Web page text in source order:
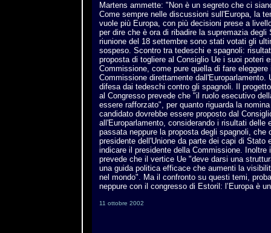
Martens ammette: "Non è un segreto che ci
Come sempre nelle discussioni sull'Europa, la
vuole più Europa, con più decisioni prese a
per dire che è ora di ribadire la supremazia degli
riunione del 18 settembre sono stati votati gli
sospeso. Scontro tra tedeschi e spagnoli:
proposta di togliere al Consiglio Ue i suoi poteri
Commissione, come pure quella di fare eleggere
Commissione direttamente dall'Europarlamento.
difesa dai tedeschi contro gli spagnoli. Il
al Congresso prevede che "il ruolo esecutivo
essere rafforzato", per quanto riguarda la
candidato dovrebbe essere proposto dal
all'Europarlamento, considerando i risultati delle
passata neppure la proposta degli spagnoli, che
presidente dell'Unione da parte dei capi di Stato
indicare il presidente della Commissione. Inoltre
prevede che il vertice Ue "deve darsi una
una guida politica efficace che aumenti la
nel mondo". Ma il confronto su questi temi,
neppure con il congresso di Estoril: l’Europa è
11 ottobre 2002